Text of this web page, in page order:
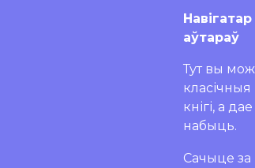
аўтараў
Тут вы
кнігі, а
набыць.
Сачыце за